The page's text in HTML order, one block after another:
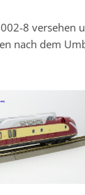
8 versehen
nach dem